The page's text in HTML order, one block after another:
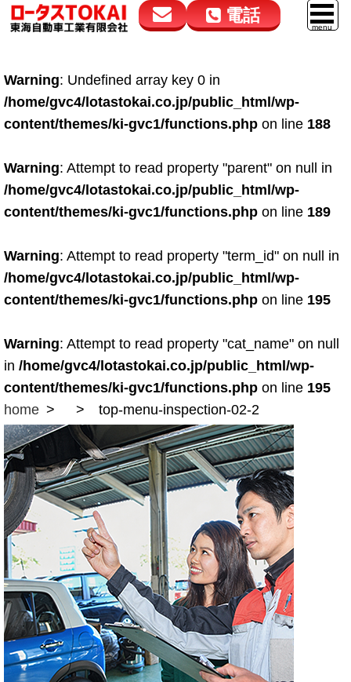
電話
050-5264-4432
9:00～18:00
050-5264-4433
9:00～18:00
車販売
スマイル車検
鈑金・塗装
点検・整備
ロードサービス
レンタカー
Warning: Undefined array key 0 in
/home/gvc4/lotastokai.co.jp/public_html/wp-
content/themes/ki-gvc1/functions.php on line 188
Warning: Attempt to read property "parent" on null in
/home/gvc4/lotastokai.co.jp/public_html/wp-
content/themes/ki-gvc1/functions.php on line 189
Warning: Attempt to read property "term_id" on null in
/home/gvc4/lotastokai.co.jp/public_html/wp-
content/themes/ki-gvc1/functions.php on line 195
Warning: Attempt to read property "cat_name" on null
in /home/gvc4/lotastokai.co.jp/public_html/wp-
content/themes/ki-gvc1/functions.php on line 195
home
top-menu-inspection-02-2